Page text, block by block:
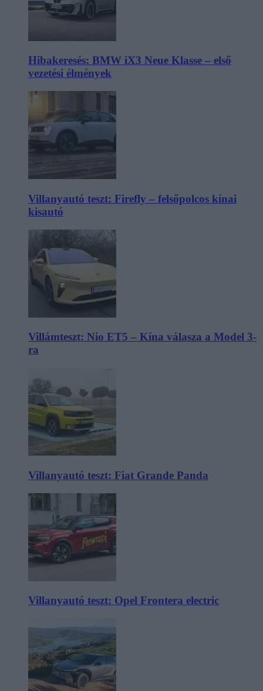
Hibakeresés: BMW iX3 Neue Klasse – első
vezetési élmények
Villanyautó teszt: Firefly – felsőpolcos kínai
kisautó
Villámteszt: Nio ET5 – Kína válasza a Model 3-
ra
Villanyautó teszt: Fiat Grande Panda
Villanyautó teszt: Opel Frontera electric